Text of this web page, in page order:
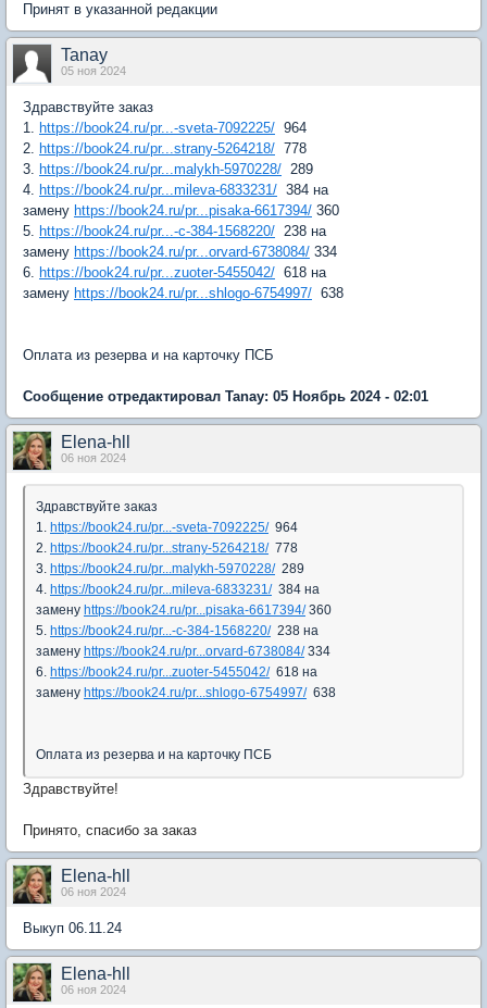
Принят в указанной редакции
Tanay
05 ноя 2024
Здравствуйте заказ
1. https://book24.ru/pr...-sveta-7092225/ 964
2. https://book24.ru/pr...strany-5264218/ 778
3. https://book24.ru/pr...malykh-5970228/ 289
4. https://book24.ru/pr...mileva-6833231/ 384 на
замену https://book24.ru/pr...pisaka-6617394/ 360
5. https://book24.ru/pr...-c-384-1568220/ 238 на
замену https://book24.ru/pr...orvard-6738084/ 334
6. https://book24.ru/pr...zuoter-5455042/ 618 на
замену https://book24.ru/pr...shlogo-6754997/ 638
Оплата из резерва и на карточку ПСБ
Сообщение отредактировал Tanay: 05 Ноябрь 2024 - 02:01
Elena-hll
06 ноя 2024
Здравствуйте заказ
1. https://book24.ru/pr...-sveta-7092225/964
2. https://book24.ru/pr...strany-5264218/778
3. https://book24.ru/pr...malykh-5970228/289
4. https://book24.ru/pr...mileva-6833231/384 на
замену https://book24.ru/pr...pisaka-6617394/360
5. https://book24.ru/pr...-c-384-1568220/238 на
замену https://book24.ru/pr...orvard-6738084/334
6. https://book24.ru/pr...zuoter-5455042/618 на
замену https://book24.ru/pr...shlogo-6754997/638
Оплата из резерва и на карточку ПСБ
Здравствуйте!
Принято, спасибо за заказ
Elena-hll
06 ноя 2024
Выкуп 06.11.24
Elena-hll
06 ноя 2024